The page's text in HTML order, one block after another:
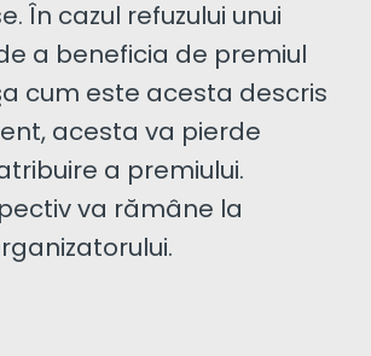
În cazul refuzului unui
a beneficia de premiul
cum este acesta descris
acesta va pierde
a premiului.
va rămâne la